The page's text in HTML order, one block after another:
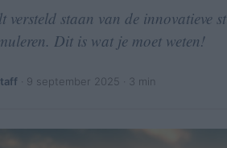
versteld staan van de innovatieve
Dit is wat je moet weten!
9 september 2025 · 3 min